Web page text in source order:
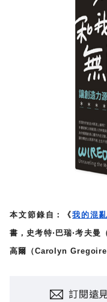
本文節錄自：《我的混
書，史考特‧巴瑞‧考夫
高爾（Carolyn Gregoire
訂閱遠